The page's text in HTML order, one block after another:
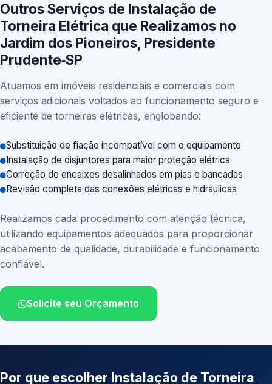
Outros Serviços de Instalação de
Torneira Elétrica que Realizamos no
Jardim dos Pioneiros, Presidente
Prudente‑SP
Atuamos em imóveis residenciais e comerciais com
serviços adicionais voltados ao funcionamento seguro e
eficiente de torneiras elétricas, englobando:
Substituição de fiação incompatível com o equipamento
Instalação de disjuntores para maior proteção elétrica
Correção de encaixes desalinhados em pias e bancadas
Revisão completa das conexões elétricas e hidráulicas
Realizamos cada procedimento com atenção técnica,
utilizando equipamentos adequados para proporcionar
acabamento de qualidade, durabilidade e funcionamento
confiável.
Solicite seu Orçamento
Por que escolher Instalação de Torneira